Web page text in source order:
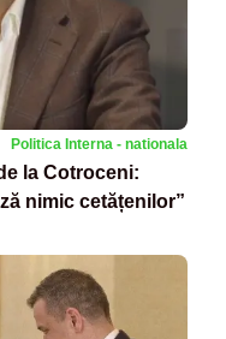
Politica Interna - nationala
la Cotroceni:
nimic cetățenilor”